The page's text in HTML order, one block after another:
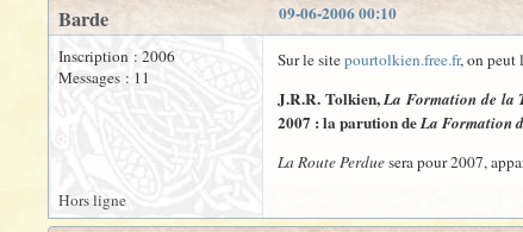
09-06-2006 00:10
Barde
Inscription : 2006
Messages : 11
Sur le sitepourtolkien.free.fr, on peut
J.R.R. Tolkien,La Formation de la
2007 : la parution deLa Formation
La Route Perduesera pour 2007,
Hors ligne